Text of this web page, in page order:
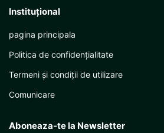
Instituţional
pagina principala
Politica de confidențialitate
Termeni și condiții de utilizare
Comunicare
Aboneaza-te la Newsletter